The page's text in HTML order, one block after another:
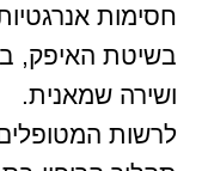
חסימות אנרגטיות
בשיטת האיפק,
ושירה שמאנית.
לרשות